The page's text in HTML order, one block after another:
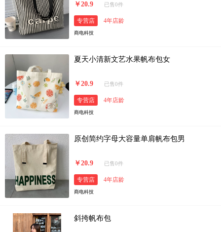
￥20.9 已售0件
专营店 4年店龄
商电科技
夏天小清新文艺水果帆布包女
￥20.9 已售0件
专营店 4年店龄
商电科技
原创简约字母大容量单肩帆布包男
￥20.9 已售0件
专营店 4年店龄
商电科技
斜挎帆布包